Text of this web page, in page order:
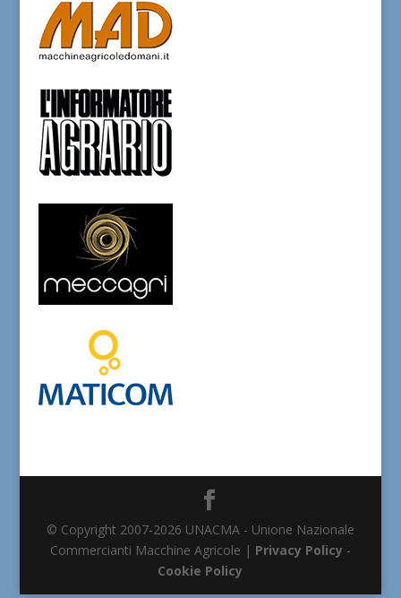
© Copyright 2007-2026 UNACMA - Unione Nazionale
Commercianti Macchine Agricole | Privacy Policy -
Cookie Policy